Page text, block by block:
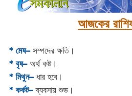
আজকের
* মেষ–সম্পদের ক্ষতি।
* বৃষ–অর্থ কষ্ট।
* মিথুন–ধার হবে।
* কর্কট–ব্যবসায় শুভ।